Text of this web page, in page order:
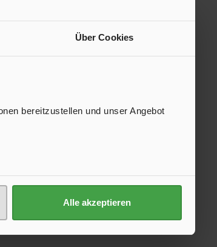
Über Cookies
bereitzustellen und unser Angebot
Alle akzeptieren
ohne Gewinde
Sie auf die Hersteller-